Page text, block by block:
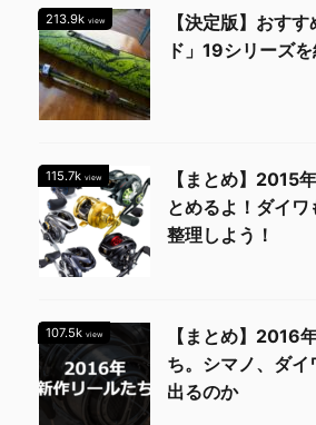
213.9k view
【決定版】おす
ド」19シリーズ
115.7k view
【まとめ】2015
とめるよ！ダイ
整理しよう！
107.5k view
【まとめ】2016
ち。シマノ、ダ
出るのか